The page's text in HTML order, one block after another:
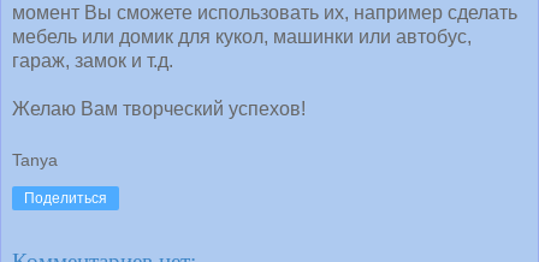
момент Вы сможете использовать их, например сделать
мебель или домик для кукол, машинки или автобус,
гараж, замок и т.д.
Желаю Вам творческий успехов!
Tanya
Поделиться